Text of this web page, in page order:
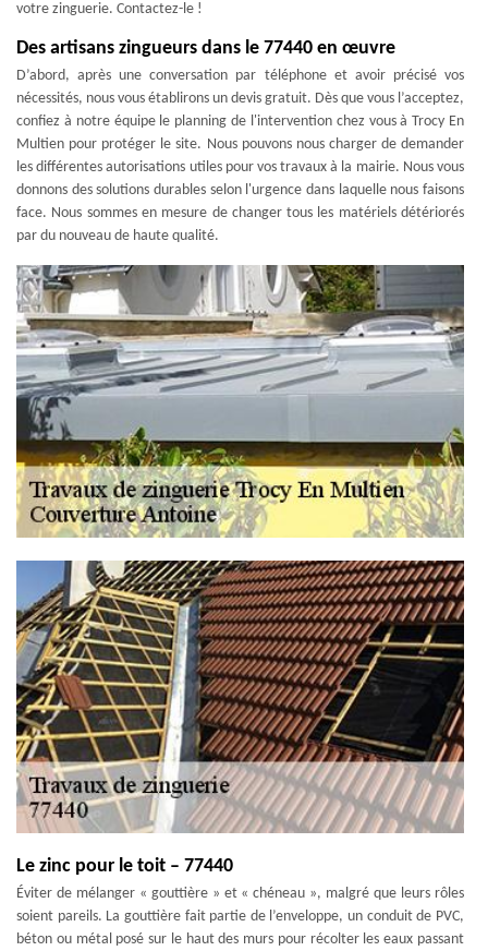
votre zinguerie. Contactez-le !
Des artisans zingueurs dans le 77440 en œuvre
D’abord, après une conversation par téléphone et avoir précisé vos
nécessités, nous vous établirons un devis gratuit. Dès que vous l’acceptez,
confiez à notre équipe le planning de l'intervention chez vous à Trocy En
Multien pour protéger le site. Nous pouvons nous charger de demander
les différentes autorisations utiles pour vos travaux à la mairie. Nous vous
donnons des solutions durables selon l'urgence dans laquelle nous faisons
face. Nous sommes en mesure de changer tous les matériels détériorés
par du nouveau de haute qualité.
Le zinc pour le toit – 77440
Éviter de mélanger « gouttière » et « chéneau », malgré que leurs rôles
soient pareils. La gouttière fait partie de l’enveloppe, un conduit de PVC,
béton ou métal posé sur le haut des murs pour récolter les eaux passant